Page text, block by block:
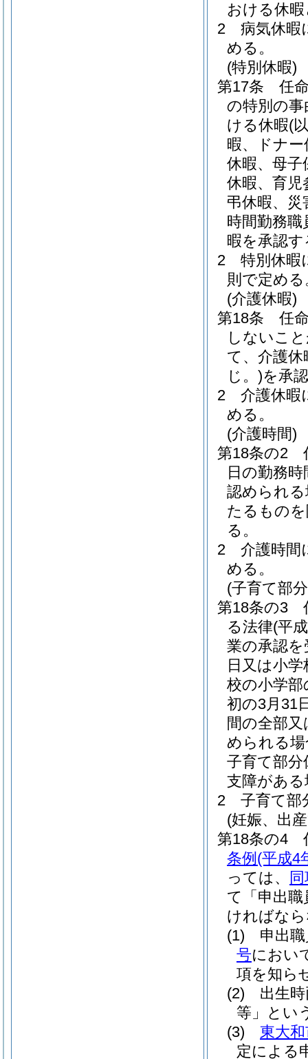
おける休
2
病気休暇
める。
(特別休暇)
第17条
任
の特別の
ける休暇(
暇、ドナー
休暇、母子
休暇、育児
弔休暇、災
時間勤務
暇を承認
2
特別休暇
則で定める
(介護休暇)
第18条
任
しないこ
て、介護休
じ。)を承
2
介護休暇
める。
(介護時間)
第18条の2
日の勤務
認められ
たるもの
る。
2
介護時間
める。
(子育て部
第18条の3
る法律(平
業の承認
日又は小
校の小学
初の3月31
間の全部
められる
子育て部
支障があ
2
子育て部
(妊娠、出
第18条の4
条例 (平成4
っては、
て「申出
ければな
(1)
申出
号におい
項を知ら
(2)
出生
等」とい
(3)
東大
定による